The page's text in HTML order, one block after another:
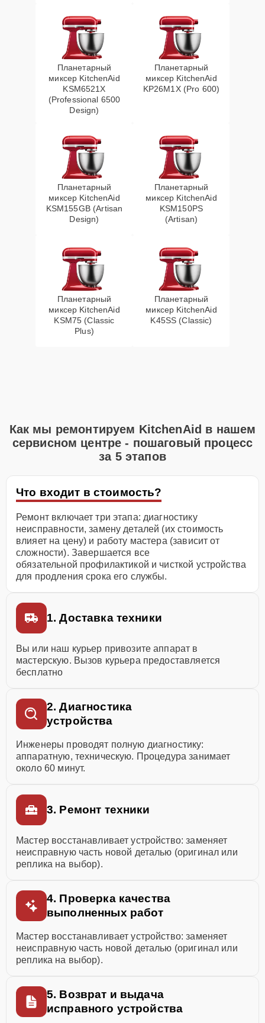
Планетарный
миксер KitchenAid
KSM6521X
(Professional 6500
Design)
Планетарный
миксер KitchenAid
KP26M1X (Pro 600)
Планетарный
миксер KitchenAid
KSM155GB (Artisan
Design)
Планетарный
миксер KitchenAid
KSM150PS
(Artisan)
Планетарный
миксер KitchenAid
KSM75 (Classic
Plus)
Планетарный
миксер KitchenAid
K45SS (Classic)
Как мы ремонтируем KitchenAid в нашем
сервисном центре - пошаговый процесс
за 5 этапов
Что входит в стоимость?
Ремонт включает три этапа: диагностику
неисправности, замену деталей (их стоимость
влияет на цену) и работу мастера (зависит от
сложности). Завершается все
обязательной профилактикой и чисткой устройства
для продления срока его службы.
1. Доставка техники
Вы или наш курьер привозите аппарат в
мастерскую. Вызов курьера предоставляется
бесплатно
2. Диагностика
устройства
Инженеры проводят полную диагностику:
аппаратную, техническую. Процедура занимает
около 60 минут.
3. Ремонт техники
Мастер восстанавливает устройство: заменяет
неисправную часть новой деталью (оригинал или
реплика на выбор).
4. Проверка качества
выполненных работ
Мастер восстанавливает устройство: заменяет
неисправную часть новой деталью (оригинал или
реплика на выбор).
5. Возврат и выдача
исправного устройства